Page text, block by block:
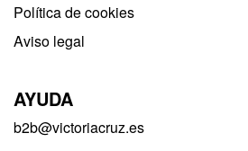
Política de cookies
Aviso legal
AYUDA
b2b@victoriacruz.es